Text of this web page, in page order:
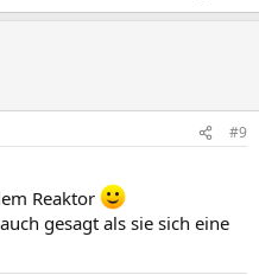
#9
Reaktor
gesagt als sie sich eine